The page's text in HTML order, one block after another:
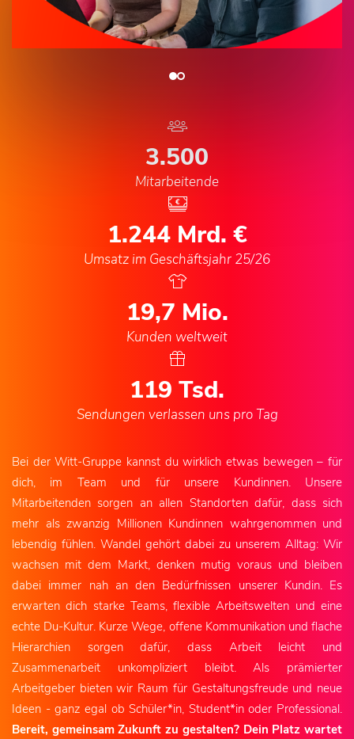
3.500
Mitarbeitende
1.244 Mrd. €
Umsatz im Geschäftsjahr 25/26
20,6 Mio.
Kunden weltweit
124 Tsd.
Sendungen verlassen uns pro Tag
Bei der Witt-Gruppe kannst du wirklich etwas bewegen – für
dich, im Team und für unsere Kundinnen. Unsere
Mitarbeitenden sorgen an allen Standorten dafür, dass sich
mehr als zwanzig Millionen Kundinnen wahrgenommen und
lebendig fühlen. Wandel gehört dabei zu unserem Alltag: Wir
wachsen mit dem Markt, denken mutig voraus und bleiben
dabei immer nah an den Bedürfnissen unserer Kundin. Es
erwarten dich starke Teams, flexible Arbeitswelten und eine
echte Du-Kultur. Kurze Wege, offene Kommunikation und flache
Hierarchien sorgen dafür, dass Arbeit leicht und
Zusammenarbeit unkompliziert bleibt. Als prämierter
Arbeitgeber bieten wir Raum für Gestaltungsfreude und neue
Ideen - ganz egal ob Schüler*in, Student*in oder Professional.
Bereit, gemeinsam Zukunft zu gestalten? Dein Platz wartet